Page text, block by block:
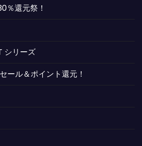
％還元祭！
シリーズ
ール＆ポイント還元！